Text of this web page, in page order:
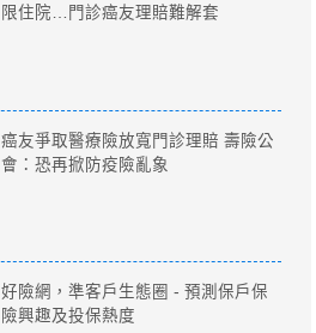
限住院…門診癌友理賠難解套
癌友爭取醫療險放寬門診理賠 壽險公
會：恐再掀防疫險亂象
好險網，準客戶生態圈 - 預測保戶保
險興趣及投保熱度